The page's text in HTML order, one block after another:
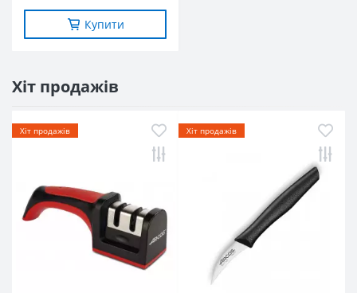
Купити
Хіт продажів
Хіт продажів Хіт продажів